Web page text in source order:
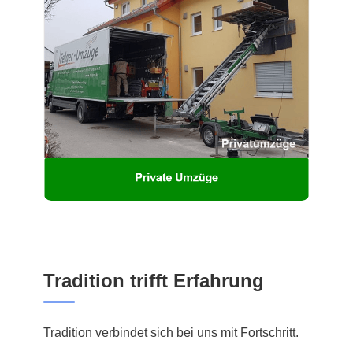
Tradition trifft Erfahrung
Tradition verbindet sich bei uns mit Fortschritt.